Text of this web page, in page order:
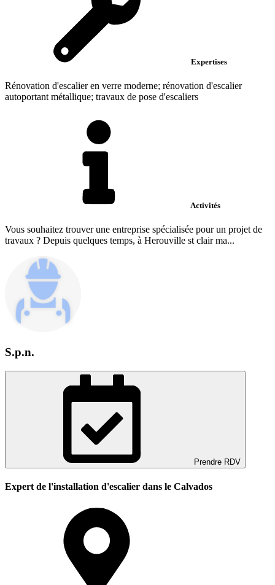
Expertises
Rénovation d'escalier en verre moderne; rénovation d'escalier
autoportant métallique; travaux de pose d'escaliers
Activités
Vous souhaitez trouver une entreprise spécialisée pour un projet de
travaux ? Depuis quelques temps, à Herouville st clair ma...
S.p.n.
Prendre RDV
Expert de l'installation d'escalier dans le Calvados